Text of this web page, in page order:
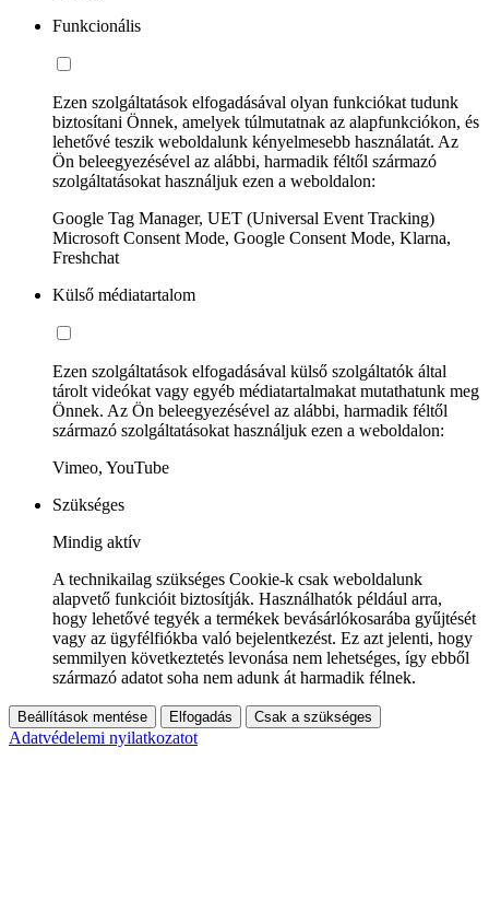
Funkcionális
Ezen szolgáltatások elfogadásával olyan funkciókat tudunk
biztosítani Önnek, amelyek túlmutatnak az alapfunkciókon, és
lehetővé teszik weboldalunk kényelmesebb használatát. Az
Ön beleegyezésével az alábbi, harmadik féltől származó
szolgáltatásokat használjuk ezen a weboldalon:
Google Tag Manager, UET (Universal Event Tracking)
Microsoft Consent Mode, Google Consent Mode, Klarna,
Freshchat
Külső médiatartalom
Ezen szolgáltatások elfogadásával külső szolgáltatók által
tárolt videókat vagy egyéb médiatartalmakat mutathatunk meg
Önnek. Az Ön beleegyezésével az alábbi, harmadik féltől
származó szolgáltatásokat használjuk ezen a weboldalon:
Vimeo, YouTube
Szükséges
Mindig aktív
A technikailag szükséges Cookie-k csak weboldalunk
alapvető funkcióit biztosítják. Használhatók például arra,
hogy lehetővé tegyék a termékek bevásárlókosarába gyűjtését
vagy az ügyfélfiókba való bejelentkezést. Ez azt jelenti, hogy
semmilyen következtetés levonása nem lehetséges, így ebből
származó adatot soha nem adunk át harmadik félnek.
Beállítások mentése Elfogadás Csak a szükséges
Adatvédelemi nyilatkozatot